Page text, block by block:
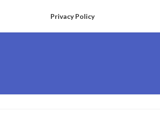
Privacy Policy